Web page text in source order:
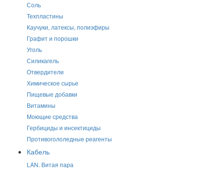
Соль
Техпластины
Каучуки, латексы, полиэфиры
Графит и порошки
Уголь
Силикагель
Отвердители
Химическое сырье
Пищевые добавки
Витамины
Моющие средства
Гербициды и инсектициды
Противогололедные реагенты
Кабель
LAN. Витая пара